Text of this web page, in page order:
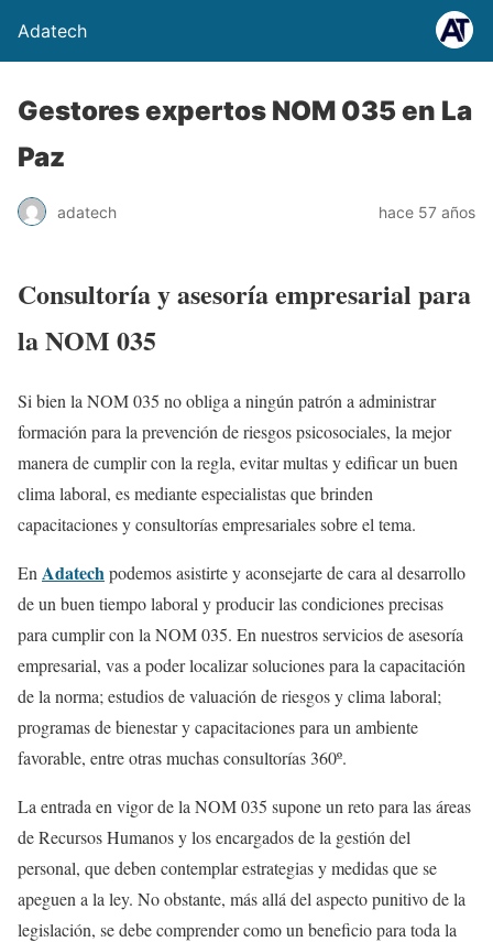
Adatech
Gestores expertos NOM 035 en La
Paz
adatech hace 57 años
Consultoría y asesoría empresarial para
la NOM 035
Si bien la NOM 035 no obliga a ningún patrón a administrar
formación para la prevención de riesgos psicosociales, la mejor
manera de cumplir con la regla, evitar multas y edificar un buen
clima laboral, es mediante especialistas que brinden
capacitaciones y consultorías empresariales sobre el tema.
En Adatechpodemos asistirte y aconsejarte de cara al desarrollo
de un buen tiempo laboral y producir las condiciones precisas
para cumplir con la NOM 035. En nuestros servicios de asesoría
empresarial, vas a poder localizar soluciones para la capacitación
de la norma; estudios de valuación de riesgos y clima laboral;
programas de bienestar y capacitaciones para un ambiente
favorable, entre otras muchas consultorías 360º.
La entrada en vigor de la NOM 035 supone un reto para las áreas
de Recursos Humanos y los encargados de la gestión del
personal, que deben contemplar estrategias y medidas que se
apeguen a la ley. No obstante, más allá del aspecto punitivo de la
legislación, se debe comprender como un beneficio para toda la